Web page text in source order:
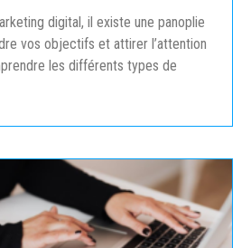
digital, il existe une panoplie
vos objectifs et attirer l’attention
les différents types de